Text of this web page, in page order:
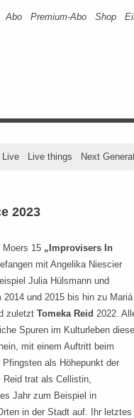
Abo Premium-Abo Shop
Live Live things Next
2023
Moers 15 „Improvisers In
mit Angelika Niescier
Julia Hülsmann und
2014 und 2015 bis hin zu Mariá
zuletzt Tomeka Reid 2022.
Spuren im Kulturleben
mit einem Auftritt beim
als Höhepunkt der
Reid trat als Cellistin,
Jahr zum Beispiel in
in der Stadt auf. Ihr letztes